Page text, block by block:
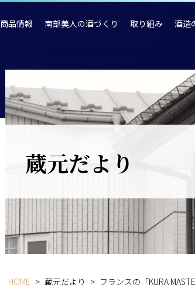
商品情報 南部美人の酒づくり 取り組み 酒造
蔵元だより
HOME > 蔵元だより > フランスの「KURA